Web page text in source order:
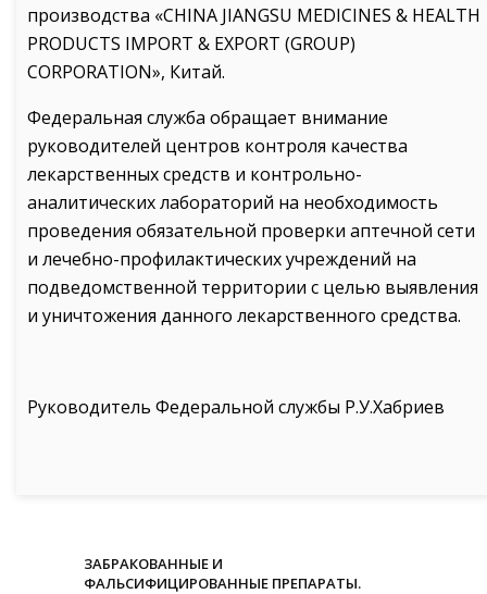
производства «CHINA JIANGSU MEDICINES & HEALTH
PRODUCTS IMPORT & EXPORT (GROUP)
CORPORATION», Китай.
Федеральная служба обращает внимание
руководителей центров контроля качества
лекарственных средств и контрольно-
аналитических лабораторий на необходимость
проведения обязательной проверки аптечной сети
и лечебно-профилактических учреждений на
подведомственной территории с целью выявления
и уничтожения данного лекарственного средства.
Руководитель Федеральной службы Р.У.Хабриев
ЗАБРАКОВАННЫЕ И
ФАЛЬСИФИЦИРОВАННЫЕ ПРЕПАРАТЫ.